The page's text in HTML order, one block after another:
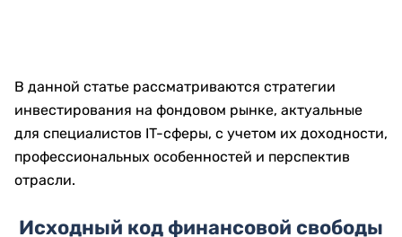
В данной статье рассматриваются стратегии
инвестирования на фондовом рынке, актуальные
для специалистов IT-сферы, с учетом их доходности,
профессиональных особенностей и перспектив
отрасли.
Исходный код финансовой свободы